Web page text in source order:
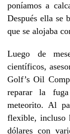
poníamos a
Después ella se
que se alojaba
Luego de
científicos,
Golf’s Oil
reparar la
meteorito. Al
flexible, incluso
dólares con